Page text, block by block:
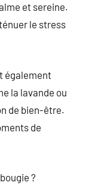
et sereine.
le stress
également
la lavande ou
de bien-être.
de
?